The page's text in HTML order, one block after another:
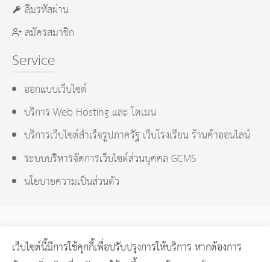
ลืมรหัสผ่าน
สมัครสมาชิก
Service
ออกแบบเว็บไซต์
บริการ Web Hosting และ โดเมน
บริการเว็บไซต์สำเร็จรูปภาครัฐ เว็บโรงเรียน ร้านค้าออนไลน์
ระบบบริหารจัดการเว็บไซต์ส่วนบุคคล GCMS
นโยบายความเป็นส่วนตัว
GCMS Version 14.0.1 designed byKOTCHASAN.compage
เว็บไซต์นี้มีการใช้คุกกี้เพื่อปรับปรุงการให้บริการ หากต้องการ